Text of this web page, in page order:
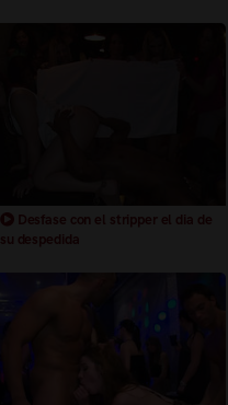
Desfase con el stripper el dia de
su despedida